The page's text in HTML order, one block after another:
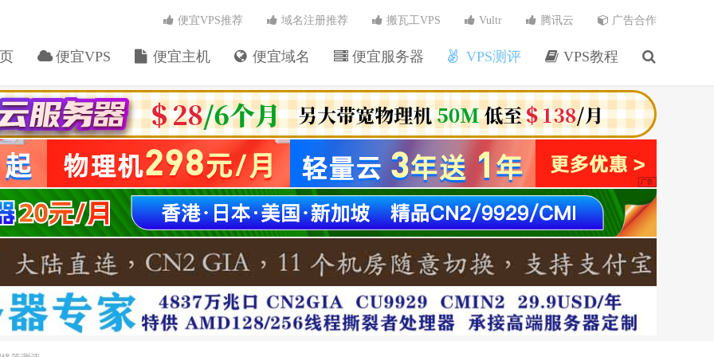
便宜VPS 便宜主机 便宜域名 便宜服务器 VPS测评 VPS教程
便宜VPS推荐 域名注册推荐 搬瓦工VPS Vultr 腾讯云 广告合作